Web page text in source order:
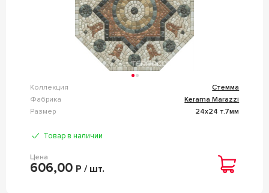
Коллекция
Стемма
Фабрика
Kerama Marazzi
Размер
24x24 т.7мм
Товар в наличии
Цена
606,00 Р / шт.